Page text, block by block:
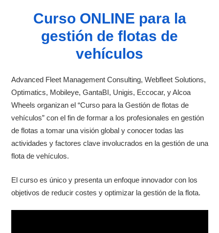
Curso ONLINE para la
gestión de flotas de
vehículos
Advanced Fleet Management Consulting, Webfleet Solutions,
Optimatics, Mobileye, GantaBI, Unigis, Eccocar, y Alcoa
Wheels organizan el “Curso para la Gestión de flotas de
vehículos” con el fin de formar a los profesionales en gestión
de flotas a tomar una visión global y conocer todas las
actividades y factores clave involucrados en la gestión de una
flota de vehículos.
El curso es único y presenta un enfoque innovador con los
objetivos de reducir costes y optimizar la gestión de la flota.